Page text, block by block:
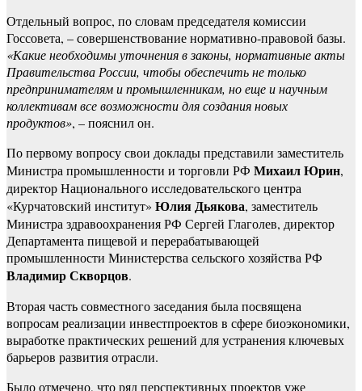
Отдельный вопрос, по словам председателя комиссии
Госсовета, – совершенствование нормативно-правовой базы.
«Какие необходимы уточнения в законы, нормативные акты
Правительства России, чтобы обеспечить не только
предпринимателям и промышленникам, но еще и научным
коллективам все возможности для создания новых
продуктов», – пояснил он.
По первому вопросу свои доклады представили заместитель
Министра промышленности и торговли РФ Михаил Юрин,
директор Национального исследовательского центра
«Курчатовский институт» Юлия Дьякова, заместитель
Министра здравоохранения РФ Сергей Глаголев, директор
Департамента пищевой и перерабатывающей
промышленности Министерства сельского хозяйства РФ
Владимир Скворцов.
Вторая часть совместного заседания была посвящена
вопросам реализации инвестпроектов в сфере биоэкономики,
выработке практических решений для устранения ключевых
барьеров развития отрасли.
Было отмечено, что ряд перспективных проектов уже